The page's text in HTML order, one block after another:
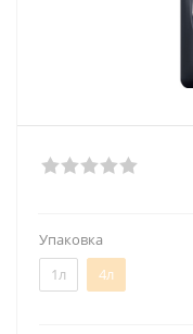
Упаковка
1л
4л